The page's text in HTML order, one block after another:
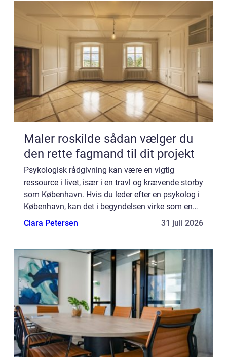
Maler roskilde sådan vælger du
den rette fagmand til dit projekt
Psykologisk rådgivning kan være en vigtig
ressource i livet, især i en travl og krævende storby
som København. Hvis du leder efter en psykolog i
København, kan det i begyndelsen virke som en
uoverskuelig opgave. ...
Clara Petersen 31 juli 2026